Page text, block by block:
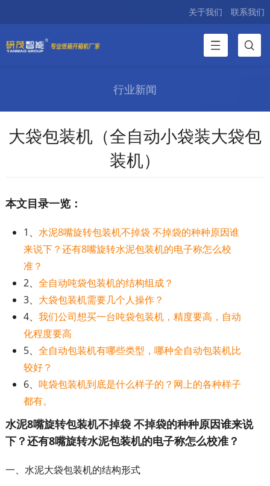
关于我们 联系我们
行业新闻
大袋包装机（全自动小袋装大袋包
装机）
本文目录一览：
1、 水泥8嘴旋转包装机不掉袋 不掉袋的种种原因谁
来说下？还有8嘴旋转水泥包装机的电子称怎么校
准？
2、 全自动吨袋包装机的结构组成？
3、 大袋包装机需要几个人操作？
4、 我们公司想买一台吨袋包装机，精度要高，自动
化程度要高
5、 全自动包装机有哪些类型，哪种全自动包装机比
较好？
6、 吨袋包装机到底是什么样子的？网上的各种样子
都有。
水泥8嘴旋转包装机不掉袋 不掉袋的种种原因谁来说
下？还有8嘴旋转水泥包装机的电子称怎么校准？
一、水泥大袋包装机的结构形式